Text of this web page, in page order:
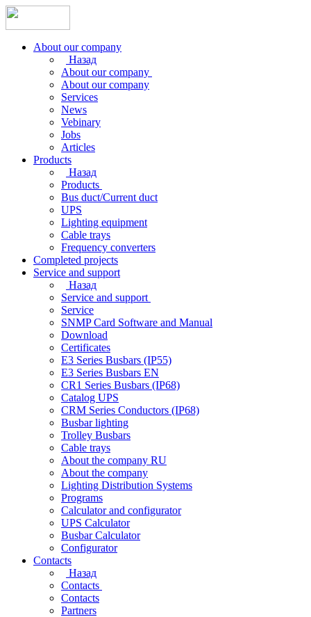
About our company
Назад
About our company
About our company
Services
News
Vebinary
Jobs
Articles
Products
Назад
Products
Bus duct/Current duct
UPS
Lighting equipment
Cable trays
Frequency converters
Completed projects
Service and support
Назад
Service and support
Service
SNMP Card Software and Manual
Download
Certificates
E3 Series Busbars (IP55)
E3 Series Busbars EN
CR1 Series Busbars (IP68)
Catalog UPS
CRM Series Conductors (IP68)
Busbar lighting
Trolley Busbars
Cable trays
About the company RU
About the company
Lighting Distribution Systems
Programs
Calculator and configurator
UPS Calculator
Busbar Calculator
Configurator
Contacts
Назад
Contacts
Contacts
Partners